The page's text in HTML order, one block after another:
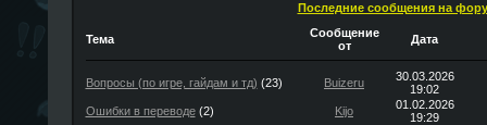
Последние сообщения на
Тема
Сообщение
от
Дата
Вопросы (по игре, гайдам и тд) (23) Buizeru
30.03.2026
19:02
Ошибки в переводе(2) Kijo
01.02.2026
19:29